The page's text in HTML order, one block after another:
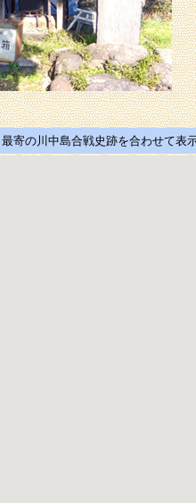
最寄の川中島合戦史跡を合わせて表